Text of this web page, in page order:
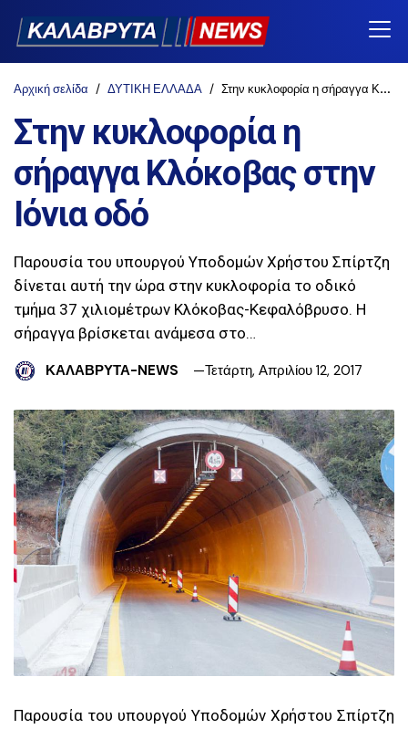
Αρχική σελίδα ΔΥΤΙΚΗ ΕΛΛΑΔΑ Στην κυκλοφορία η σήραγγα Κλόκοβας στην Ιόνια οδό
Στην κυκλοφορία η
σήραγγα Κλόκοβας στην
Ιόνια οδό
Παρουσία του υπουργού Υποδομών Χρήστου Σπίρτζη
δίνεται αυτή την ώρα στην κυκλοφορία το οδικό
τμήμα 37 χιλιομέτρων Κλόκοβας-Κεφαλόβρυσο. Η
σήραγγα βρίσκεται ανάμεσα στο…
ΚΑΛΑΒΡΥΤΑ-NEWS Τετάρτη, Απριλίου 12, 2017
Παρουσία του υπουργού Υποδομών Χρήστου Σπίρτζη